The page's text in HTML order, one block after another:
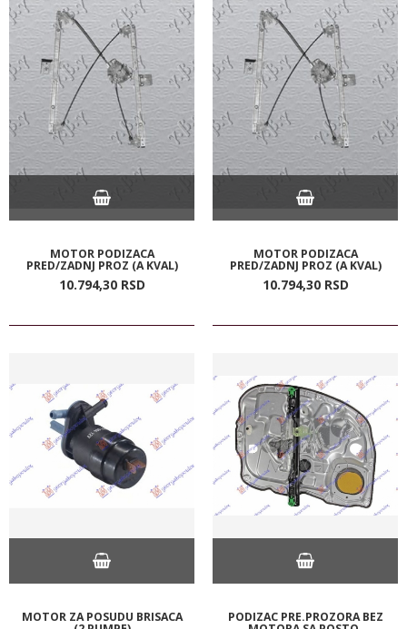
MOTOR PODIZACA
PRED/ZADNJ PROZ (A KVAL)
10.794,30 RSD
MOTOR PODIZACA
PRED/ZADNJ PROZ (A KVAL)
10.794,30 RSD
MOTOR ZA POSUDU BRISACA PODIZAC PRE.PROZORA BEZ